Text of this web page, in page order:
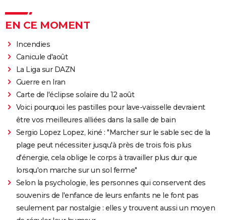
EN CE MOMENT
Incendies
Canicule d'août
La Liga sur DAZN
Guerre en Iran
Carte de l'éclipse solaire du 12 août
Voici pourquoi les pastilles pour lave-vaisselle devraient
être vos meilleures alliées dans la salle de bain
Sergio Lopez Lopez, kiné : "Marcher sur le sable sec de la
plage peut nécessiter jusqu'à près de trois fois plus
d'énergie, cela oblige le corps à travailler plus dur que
lorsqu'on marche sur un sol ferme"
Selon la psychologie, les personnes qui conservent des
souvenirs de l'enfance de leurs enfants ne le font pas
seulement par nostalgie : elles y trouvent aussi un moyen